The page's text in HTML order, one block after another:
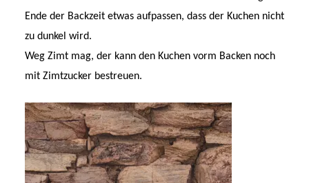
Ende der Backzeit etwas aufpassen, dass der Kuchen nicht
zu dunkel wird.
Weg Zimt mag, der kann den Kuchen vorm Backen noch
mit Zimtzucker bestreuen.